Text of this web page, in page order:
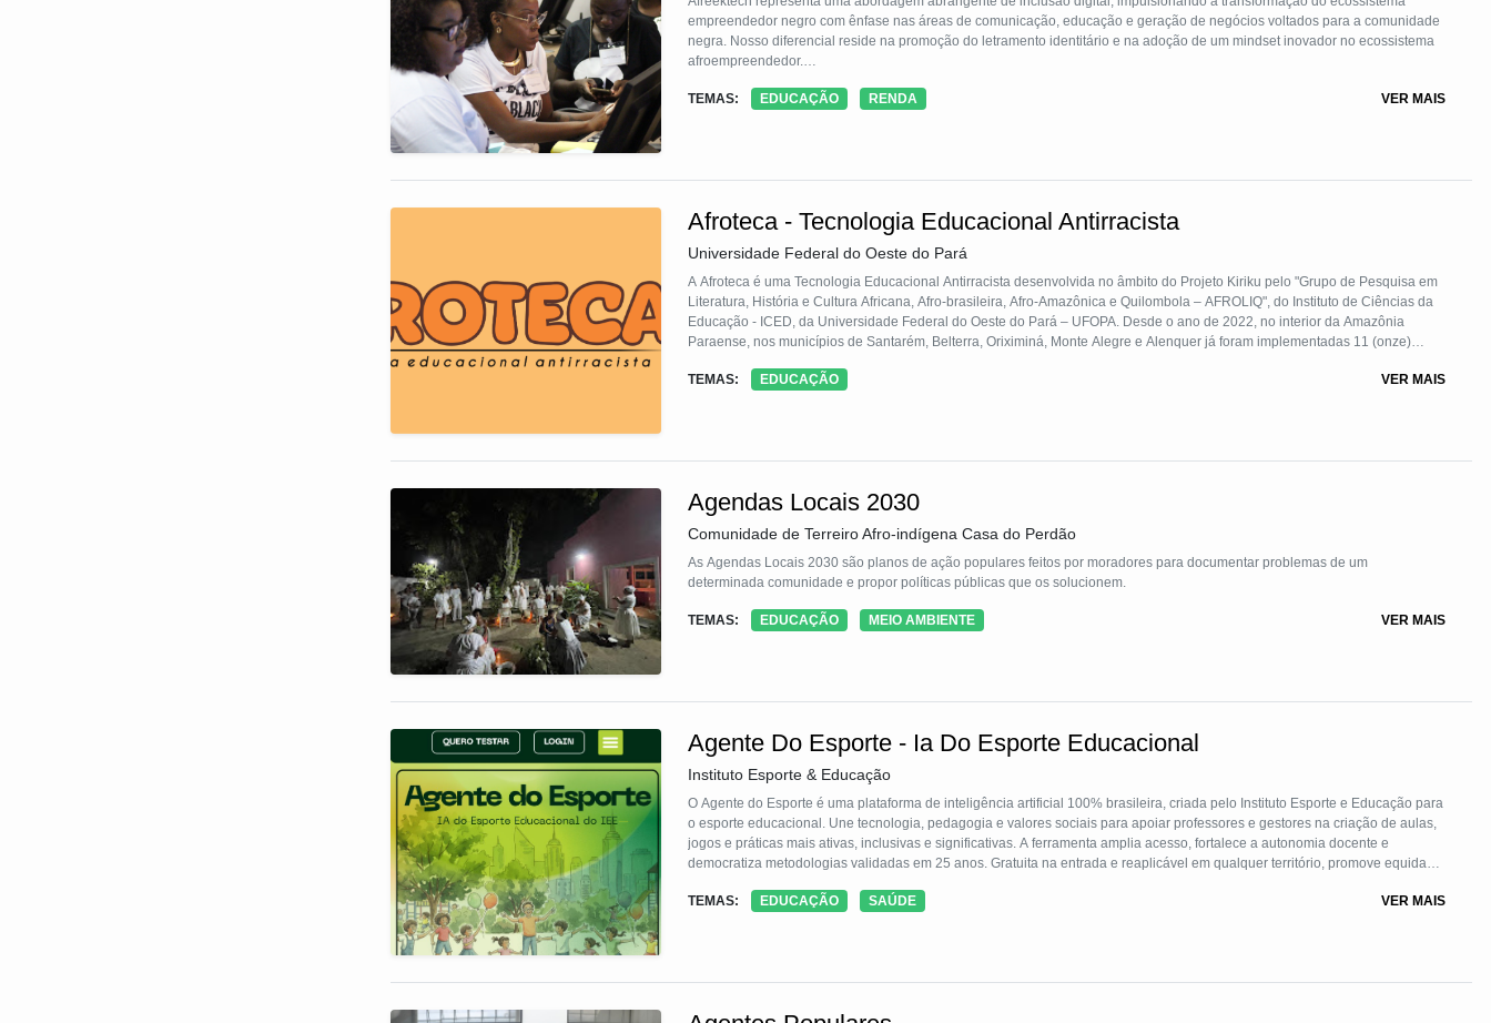
empreendedor negro com ênfase nas áreas de comunicação, educação e geração de negócios voltados para a comunidade
negra. Nosso diferencial reside na promoção do letramento identitário e na adoção de um mindset inovador no ecossistema
afroempreendedor.
Por meio de hackathons e programas de aceleração para carreiras e negócios voltados para a comunidade negra, buscamos
Enfatizamos a educação como pilar essencial, direcionada à busca por oportunidades e ao desenvolvimento de habilidades
Digital, visando não apenas trazer, mas capacitar a comunidade negra para uma participação ativa e bem-sucedida no
TEMAS: EDUCAÇÃO RENDA VER MAIS
Afroteca - Tecnologia Educacional Antirracista
Universidade Federal do Oeste do Pará
A Afroteca é uma Tecnologia Educacional Antirracista desenvolvida no âmbito do Projeto Kiriku pelo "Grupo de Pesquisa em
Literatura, História e Cultura Africana, Afro-brasileira, Afro-Amazônica e Quilombola – AFROLIQ", do Instituto de Ciências da
Educação - ICED, da Universidade Federal do Oeste do Pará – UFOPA. Desde o ano de 2022, no interior da Amazônia
Paraense, nos municípios de Santarém, Belterra, Oriximiná, Monte Alegre e Alenquer já foram implementadas 11 (onze)
Santos”, “Abayomi”, “Ambirá” e a “Afroteca Willivane Melo Itinerante”.
TEMAS: EDUCAÇÃO VER MAIS
Agendas Locais 2030
Comunidade de Terreiro Afro-indígena Casa do Perdão
As Agendas Locais 2030 são planos de ação populares feitos por moradores para documentar problemas de um
determinada comunidade e propor políticas públicas que os solucionem.
TEMAS: EDUCAÇÃO MEIO AMBIENTE VER MAIS
Agente Do Esporte - Ia Do Esporte Educacional
Instituto Esporte & Educação
O Agente do Esporte é uma plataforma de inteligência artificial 100% brasileira, criada pelo Instituto Esporte e Educação para
o esporte educacional. Une tecnologia, pedagogia e valores sociais para apoiar professores e gestores na criação de aulas,
jogos e práticas mais ativas, inclusivas e significativas. A ferramenta amplia acesso, fortalece a autonomia docente e
democratiza metodologias validadas em 25 anos. Gratuita na entrada e reaplicável em qualquer território, promove equidade,
TEMAS:
EDUCAÇÃO SAÚDE VER MAIS